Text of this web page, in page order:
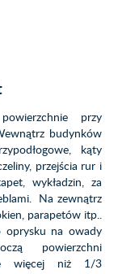
przy
budynków
kąty
przejścia rur i
wykładzin, za
Na zewnątrz
parapetów itp..
oprysku na owady
powierzchni
więcej niż 1/3